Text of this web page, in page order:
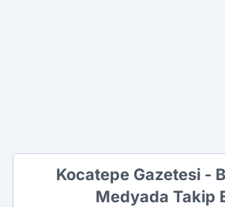
Kocatepe Gazetesi -
Medyada Takip